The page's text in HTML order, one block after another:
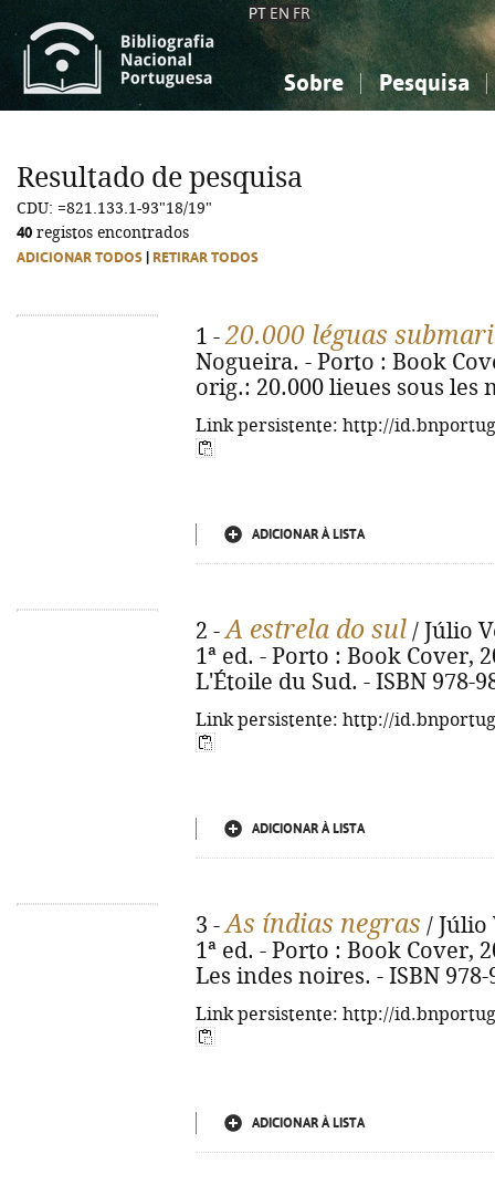
PT EN FR
Sobre Pesquisa
Ciências sociais...
Ciências sociais...
Resultado de pesquisa
CDU: =821.133.1-93"18/19"
40 registos encontrados
ADICIONAR TODOS RETIRAR TODOS
1 -20.000 léguas
Nogueira. - Porto : Book
orig.: 20.000 lieues sous les
Link persistente: http://
ADICIONAR À LISTA
2 -A estrela do sul / Júlio
1ª ed. - Porto : Book Cover,
L'Étoile du Sud. - ISBN 978-
Link persistente: http://
ADICIONAR À LISTA
3 -As índias negras / Júlio
1ª ed. - Porto : Book Cover,
Les indes noires. - ISBN 978-
Link persistente: http://
ADICIONAR À LISTA